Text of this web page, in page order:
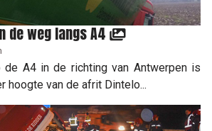
de weg langs A4
de A4 in de richting van Antwerpen is
hoogte van de afrit Dintelo...